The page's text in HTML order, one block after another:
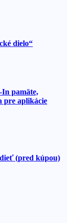
dielo“
In pamäte,
pre aplikácie
(pred kúpou)